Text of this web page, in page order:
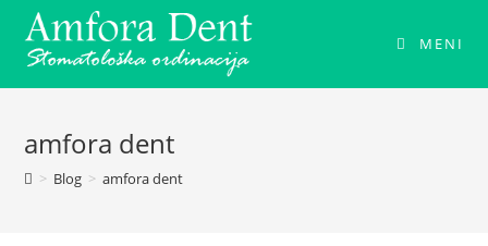
MENI
amfora dent
> Blog > amfora dent